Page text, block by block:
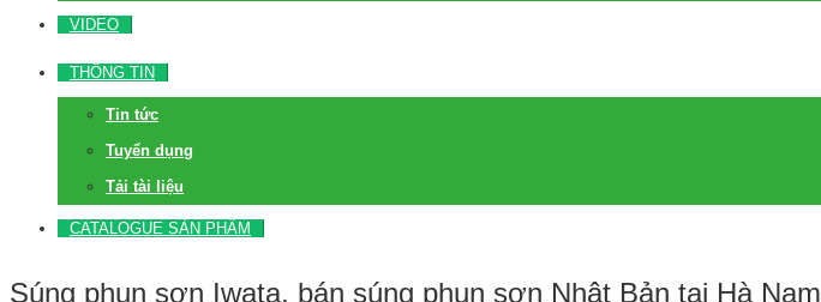
VIDEO
THÔNG TIN
Tin tức
Tuyển dụng
Tải tài liệu
CATALOGUE SẢN PHẨM
Súng phun sơn Iwata, bán súng phun sơn Nhật Bản tại Hà Nam